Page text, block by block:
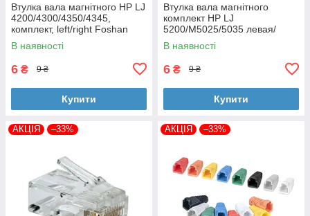
Втулка вала магнітного HP LJ
4200/4300/4350/4345,
комплект, left/right Foshan
(MAG-1338A-BSH-Foshan)
В наявності
6 ₴ 9 ₴
Купити
Втулка вала магнітного
комплект HP LJ
5200/M5025/5035 левая/
правая Foshan (MAG-7516A-
BSH-Foshan)
В наявності
6 ₴ 9 ₴
Купити
АКЦІЯ –33% АКЦІЯ –33%